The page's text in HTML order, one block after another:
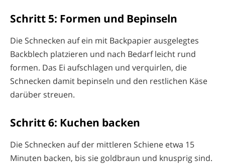
Schritt 5: Formen und Bepinseln
Die Schnecken auf ein mit Backpapier ausgelegtes
Backblech platzieren und nach Bedarf leicht rund
formen. Das Ei aufschlagen und verquirlen, die
Schnecken damit bepinseln und den restlichen Käse
darüber streuen.
Schritt 6: Kuchen backen
Die Schnecken auf der mittleren Schiene etwa 15
Minuten backen, bis sie goldbraun und knusprig sind.